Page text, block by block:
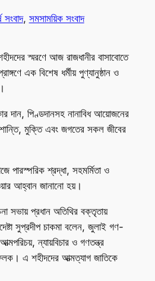
সংবাদ, সমসাময়িক সংবাদ
স্মরণে আজ রাজধানীর বাসাবোতে
এক বিশেষ ধর্মীয় পুণ্যানুষ্ঠান ও
দান, পিণ্ডদানসহ নানাবিধ আয়োজনের
শান্তি, মুক্তি এবং জগতের সকল জীবের
পারস্পরিক শ্রদ্ধা, সহমর্মিতা ও
আহ্বান জানানো হয়।
সভায় প্রধান অতিথির বক্তৃতায়
সুপ্রদীপ চাকমা বলেন, জুলাই গণ-
ন্যায়বিচার ও গণতন্ত্র
এ শহীদদের আত্মত্যাগ জাতিকে